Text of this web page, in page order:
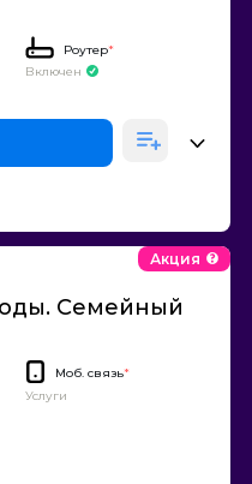
Роутер*
Включен
Семейный
Акция
Моб. связь*
Услуги